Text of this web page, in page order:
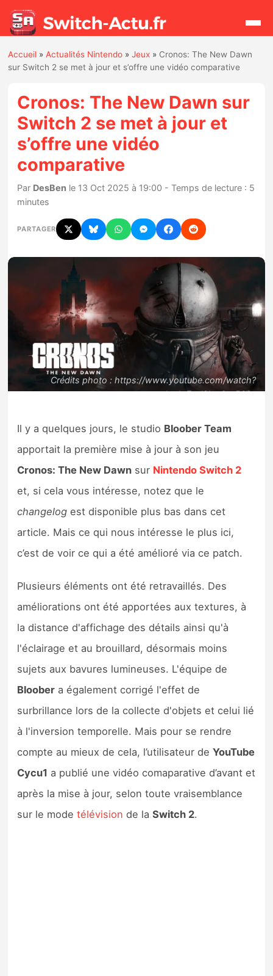
Rechercher
Actualités
Jeux
Hardware
Mises à jour
Chiffres de ventes
Rumeurs
Nintendo Direct
Tests et previews
Tests de jeux
Tests d’accessoires
Autres tests
Previews
Précommandes
Précommandes jeux Switch 2
Sorties de jeux
Guides
Accueil »Actualités Nintendo »Jeux » Cronos: The New Dawn
sur Switch 2 se met à jour et s’offre une vidéo comparative
Cronos: The New Dawn sur
Switch 2 se met à jour et
s’offre une vidéo
comparative
Par DesBen le 13 Oct 2025 à 19:00 - Temps de lecture : 5
minutes
PARTAGER
Crédits photo : https://www.youtube.com/watch?
v=LoJqFzvl3hw&t=563s
Il y a quelques jours, le studio Bloober Team
apportait la première mise à jour à son jeu
Cronos: The New Dawn sur Nintendo Switch 2
et, si cela vous intéresse, notez que le
changelog est disponible plus bas dans cet
article. Mais ce qui nous intéresse le plus ici,
c’est de voir ce qui a été amélioré via ce patch.
Plusieurs éléments ont été retravaillés. Des
améliorations ont été apportées aux textures, à
la distance d'affichage des détails ainsi qu'à
l'éclairage et au brouillard, désormais moins
sujets aux bavures lumineuses. L'équipe de
Bloober a également corrigé l'effet de
surbrillance lors de la collecte d'objets et celui lié
à l'inversion temporelle. Mais pour se rendre
compte au mieux de cela, l’utilisateur deYouTube
Cycu1 a publié une vidéo comaparative d’avant et
après la mise à jour, selon toute vraisemblance
sur le modetélévision de laSwitch 2.